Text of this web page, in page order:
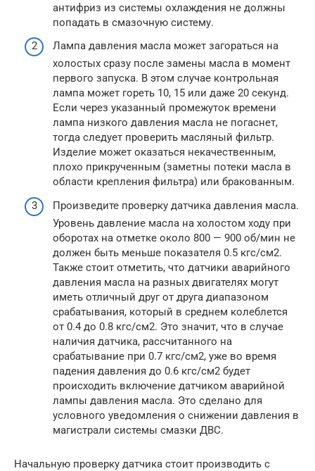
антифриз из системы охлаждения не должны
попадать в смазочную систему.
Лампа давления масла может загораться на
холостых сразу после замены масла в момент
первого запуска. В этом случае контрольная
лампа может гореть 10, 15 или даже 20 секунд.
Если через указанный промежуток времени
лампа низкого давления масла не погаснет,
тогда следует проверить масляный фильтр.
Изделие может оказаться некачественным,
плохо прикрученным (заметны потеки масла в
области крепления фильтра) или бракованным.
Произведите проверку датчика давления масла.
Уровень давление масла на холостом ходу при
оборотах на отметке около 800 — 900 об/мин не
должен быть меньше показателя 0.5 кгс/см2.
Также стоит отметить, что датчики аварийного
давления масла на разных двигателях могут
иметь отличный друг от друга диапазоном
срабатывания, который в среднем колеблется
от 0.4 до 0.8 кгс/см2. Это значит, что в случае
наличия датчика, рассчитанного на
срабатывание при 0.7 кгс/см2, уже во время
падения давления до 0.6 кгс/см2 будет
происходить включение датчиком аварийной
лампы давления масла. Это сделано для
условного уведомления о снижении давления в
магистрали системы смазки ДВС.
Начальную проверку датчика стоит производить с